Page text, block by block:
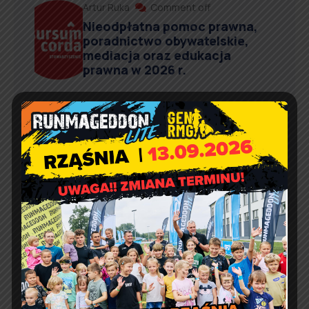
Artur Ruka Comment off
Nieodpłatna pomoc prawna,
poradnictwo obywatelskie,
mediacja oraz edukacja
prawna w 2026 r.
Artur Ruka Comment off
Informacja o wydawaniu
żywności w ramach Programu
Fundusze Europejskie na
Pomoc Żywnościową
Kontakt
Urząd Gminy w Rząśni